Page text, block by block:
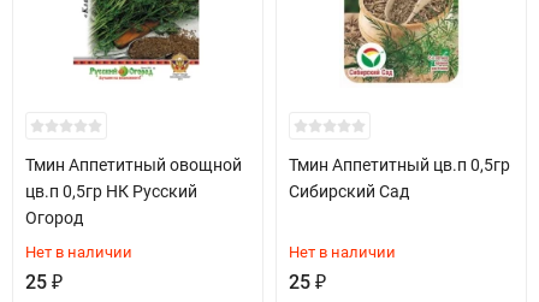
Тмин Аппетитный овощной
цв.п 0,5гр НК Русский
Огород
Нет в наличии
25 ₽
Тмин Аппетитный цв.п 0,5гр
Сибирский Сад
Нет в наличии
25 ₽